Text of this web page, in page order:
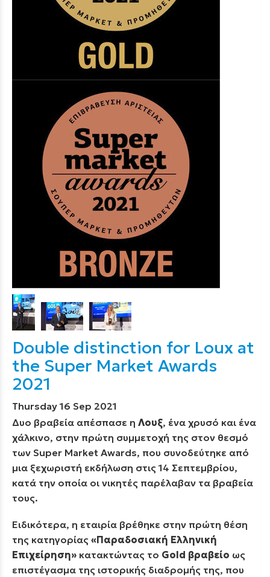
Double distinction for Loux at
the Super Market Awards
2021
Thursday 16 Sep 2021
Δυο βραβεία απέσπασε η Λουξ, ένα χρυσό και ένα
χάλκινο, στην πρώτη συμμετοχή της στον θεσμό
των Super Market Awards, που συνοδεύτηκε από
μια ξεχωριστή εκδήλωση στις 14 Σεπτεμβρίου,
κατά την οποία οι νικητές παρέλαβαν τα βραβεία
τους.
Ειδικότερα, η εταιρία βρέθηκε στην πρώτη θέση
της κατηγορίας «Παραδοσιακή Ελληνική
Επιχείρηση» κατακτώντας το Gold βραβείο ως
επιστέγασμα της ιστορικής διαδρομής της, που